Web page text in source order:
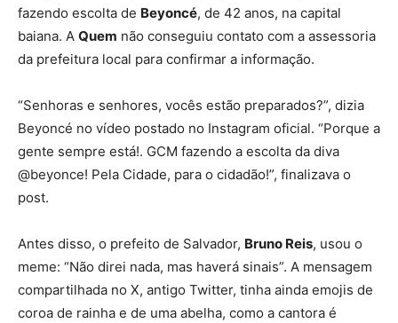
fazendo escolta de Beyoncé, de 42 anos, na capital
baiana. A Quem não conseguiu contato com a assessoria
da prefeitura local para confirmar a informação.
“Senhoras e senhores, vocês estão preparados?”, dizia
Beyoncé no vídeo postado no Instagram oficial. “Porque a
gente sempre está!. GCM fazendo a escolta da diva
@beyonce! Pela Cidade, para o cidadão!”, finalizava o
post.
Antes disso, o prefeito de Salvador, Bruno Reis, usou o
meme: “Não direi nada, mas haverá sinais”. A mensagem
compartilhada no X, antigo Twitter, tinha ainda emojis de
coroa de rainha e de uma abelha, como a cantora é